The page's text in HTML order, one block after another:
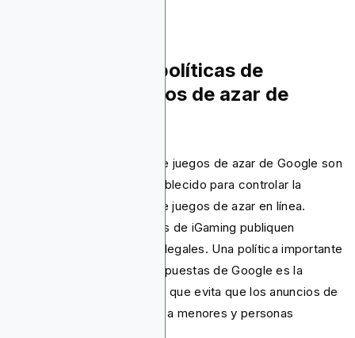
¿Cuáles son las políticas de
anuncios de juegos de azar de
Las políticas publicitarias de juegos de azar de Google son
normas que Google ha establecido para controlar la
promoción del contenido de juegos de azar en línea.
Impiden que los anunciantes de iGaming publiquen
anuncios dañinos, falsos e ilegales. Una política importante
de anuncios de juegos de apuestas de Google es la
segmentación responsable, que evita que los anuncios de
juegos de apuestas lleguen a menores y personas